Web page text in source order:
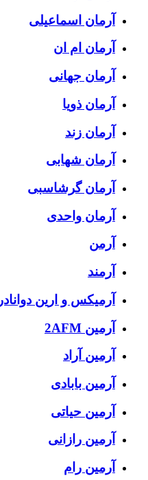
آرمان اسماعیلی
آرمان ام ان
آرمان جهانی
آرمان ذویا
آرمان زند
آرمان شهابی
آرمان گرشاسبی
آرمان واحدی
آرمن
آرمند
آرمیکس و ارین دوانادرا
آرمین 2AFM
آرمین آراد
آرمین بابادی
آرمین حیاتی
آرمین رازانی
آرمین رام